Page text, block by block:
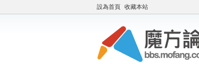
設為首頁 收藏本站